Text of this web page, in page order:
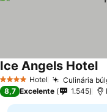
4 EstrelasHotel Culinária
Ice Angels Hotel
8,7 Excelente 1.545